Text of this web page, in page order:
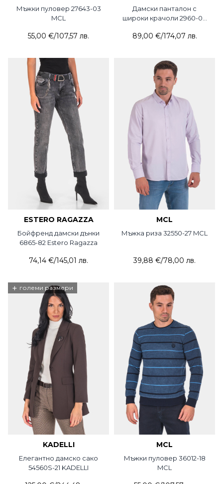
Мъжки пуловер 27643-03
MCL
55,00 €/107,57 лв.
Дамски панталон с
широки крачоли 2960-09
89,00 €/174,07 лв.
ESTERO RAGAZZA
Бойфренд дамски дънки
6865-82 Estero Ragazza
74,14 €/145,01 лв.
MCL
Мъжка риза 32550-27 MCL
39,88 €/78,00 лв.
+ големи размери
KADELLI
Елегантно дамско сако
54560S-21 KADELLI
MCL
Мъжки пуловер 36012-18
MCL